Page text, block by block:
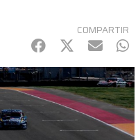
COMPARTIR
Facebook
Twitter
mail